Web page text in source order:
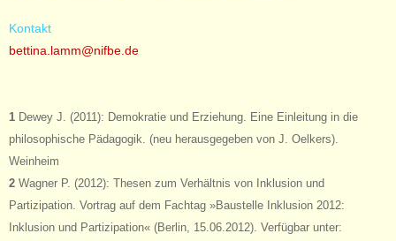
Kontakt
bettina.lamm@nifbe.de
1 Dewey J. (2011): Demokratie und Erziehung. Eine Einleitung in die
philosophische Pädagogik. (neu herausgegeben von J. Oelkers).
Weinheim
2 Wagner P. (2012): Thesen zum Verhältnis von Inklusion und
Partizipation. Vortrag auf dem Fachtag »Baustelle Inklusion 2012:
Inklusion und Partizipation« (Berlin, 15.06.2012). Verfügbar unter: